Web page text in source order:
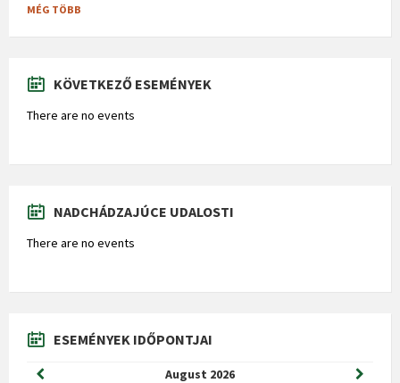
MÉG TÖBB
KÖVETKEZŐ ESEMÉNYEK
There are no events
NADCHÁDZAJÚCE UDALOSTI
There are no events
ESEMÉNYEK IDŐPONTJAI
August 2026
Previous